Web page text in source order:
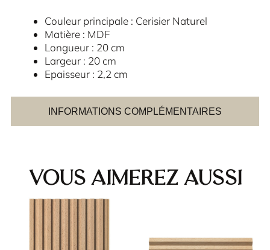
INFORMATIONS COMPLÉMENTAIRES
Couleur principale : Cerisier Naturel
Matière : MDF
Longueur : 20 cm
Largeur : 20 cm
Epaisseur : 2,2 cm
Vous aimerez aussi